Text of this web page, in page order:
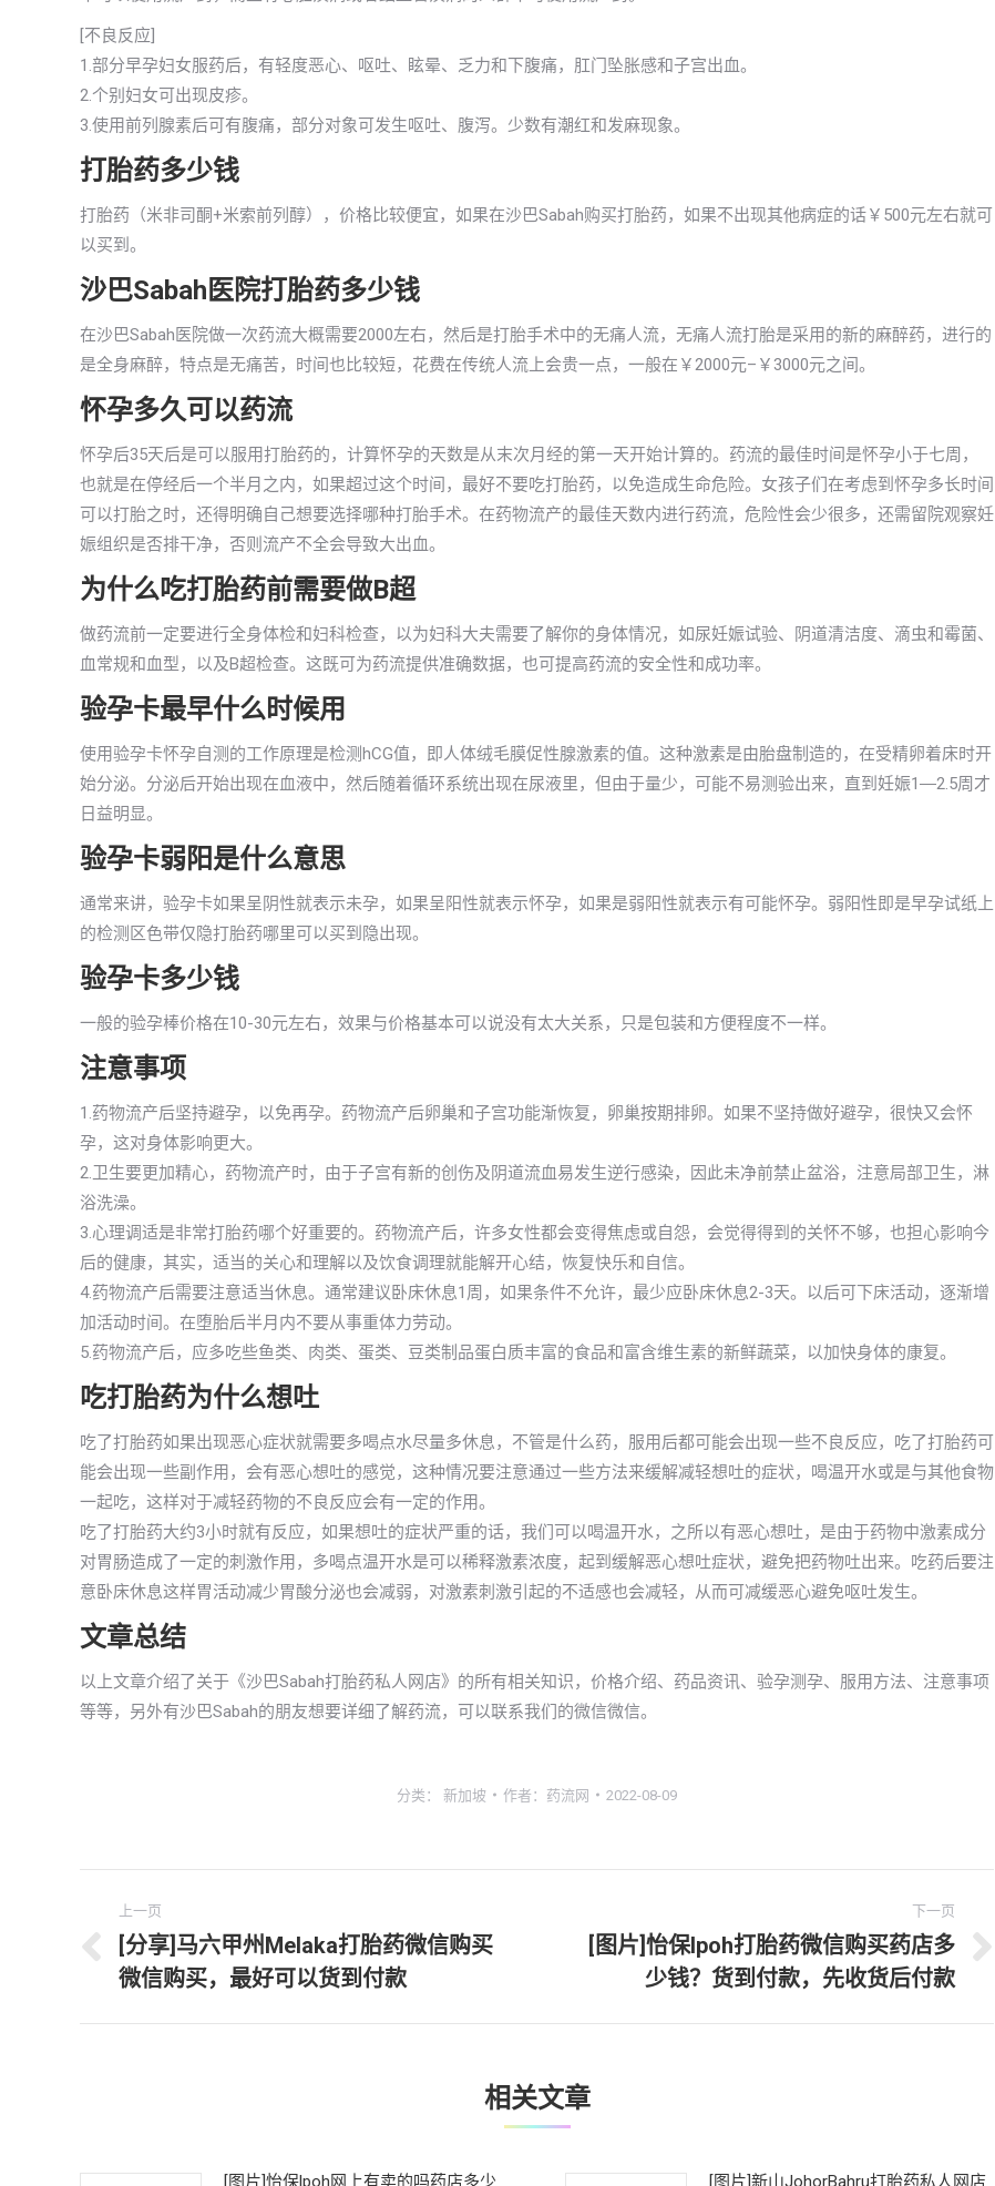
[不良反应]
1.部分早孕妇女服药后，有轻度恶心、呕吐、眩晕、乏力和下腹痛，肛门坠胀感和子宫出血。
2.个别妇女可出现皮疹。
3.使用前列腺素后可有腹痛，部分对象可发生呕吐、腹泻。少数有潮红和发麻现象。
打胎药多少钱
打胎药（米非司酮+米索前列醇），价格比较便宜，如果在沙巴Sabah购买打胎药，如果不出现其他病症的话￥500元左右就可
以买到。
沙巴Sabah医院打胎药多少钱
在沙巴Sabah医院做一次药流大概需要2000左右，然后是打胎手术中的无痛人流，无痛人流打胎是采用的新的麻醉药，进行的
是全身麻醉，特点是无痛苦，时间也比较短，花费在传统人流上会贵一点，一般在￥2000元–￥3000元之间。
怀孕多久可以药流
怀孕后35天后是可以服用打胎药的，计算怀孕的天数是从末次月经的第一天开始计算的。药流的最佳时间是怀孕小于七周，
也就是在停经后一个半月之内，如果超过这个时间，最好不要吃打胎药，以免造成生命危险。女孩子们在考虑到怀孕多长时间
可以打胎之时，还得明确自己想要选择哪种打胎手术。在药物流产的最佳天数内进行药流，危险性会少很多，还需留院观察妊
娠组织是否排干净，否则流产不全会导致大出血。
为什么吃打胎药前需要做B超
做药流前一定要进行全身体检和妇科检查，以为妇科大夫需要了解你的身体情况，如尿妊娠试验、阴道清洁度、滴虫和霉菌、
血常规和血型，以及B超检查。这既可为药流提供准确数据，也可提高药流的安全性和成功率。
验孕卡最早什么时候用
使用验孕卡怀孕自测的工作原理是检测hCG值，即人体绒毛膜促性腺激素的值。这种激素是由胎盘制造的，在受精卵着床时开
始分泌。分泌后开始出现在血液中，然后随着循环系统出现在尿液里，但由于量少，可能不易测验出来，直到妊娠1―2.5周才
日益明显。
验孕卡弱阳是什么意思
通常来讲，验孕卡如果呈阴性就表示未孕，如果呈阳性就表示怀孕，如果是弱阳性就表示有可能怀孕。弱阳性即是早孕试纸上
的检测区色带仅隐打胎药哪里可以买到隐出现。
验孕卡多少钱
一般的验孕棒价格在10-30元左右，效果与价格基本可以说没有太大关系，只是包装和方便程度不一样。
注意事项
1.药物流产后坚持避孕，以免再孕。药物流产后卵巢和子宫功能渐恢复，卵巢按期排卵。如果不坚持做好避孕，很快又会怀
孕，这对身体影响更大。
2.卫生要更加精心，药物流产时，由于子宫有新的创伤及阴道流血易发生逆行感染，因此未净前禁止盆浴，注意局部卫生，淋
浴洗澡。
3.心理调适是非常打胎药哪个好重要的。药物流产后，许多女性都会变得焦虑或自怨，会觉得得到的关怀不够，也担心影响今
后的健康，其实，适当的关心和理解以及饮食调理就能解开心结，恢复快乐和自信。
4.药物流产后需要注意适当休息。通常建议卧床休息1周，如果条件不允许，最少应卧床休息2-3天。以后可下床活动，逐渐增
加活动时间。在堕胎后半月内不要从事重体力劳动。
5.药物流产后，应多吃些鱼类、肉类、蛋类、豆类制品蛋白质丰富的食品和富含维生素的新鲜蔬菜，以加快身体的康复。
吃打胎药为什么想吐
吃了打胎药如果出现恶心症状就需要多喝点水尽量多休息，不管是什么药，服用后都可能会出现一些不良反应，吃了打胎药可
能会出现一些副作用，会有恶心想吐的感觉，这种情况要注意通过一些方法来缓解减轻想吐的症状，喝温开水或是与其他食物
一起吃，这样对于减轻药物的不良反应会有一定的作用。
吃了打胎药大约3小时就有反应，如果想吐的症状严重的话，我们可以喝温开水，之所以有恶心想吐，是由于药物中激素成分
对胃肠造成了一定的刺激作用，多喝点温开水是可以稀释激素浓度，起到缓解恶心想吐症状，避免把药物吐出来。吃药后要注
意卧床休息这样胃活动减少胃酸分泌也会减弱，对激素刺激引起的不适感也会减轻，从而可减缓恶心避免呕吐发生。
文章总结
以上文章介绍了关于《沙巴Sabah打胎药私人网店》的所有相关知识，价格介绍、药品资讯、验孕测孕、服用方法、注意事项
等等，另外有沙巴Sabah的朋友想要详细了解药流，可以联系我们的微信微信。
分类： 新加坡 作者： 药流网 2022-08-09
章
航
上一页
上
一
文
[分享]马六甲州Melaka打胎药微信购买
微信购买，最好可以货到付款
下一页
文
[图片]怡保lpoh打胎药微信购买药店多
少钱？货到付款，先收货后付款
相关文章
[图片]怡保lpoh网上有卖的吗药店多少 [图片]新山JohorBahru打胎药私人网店